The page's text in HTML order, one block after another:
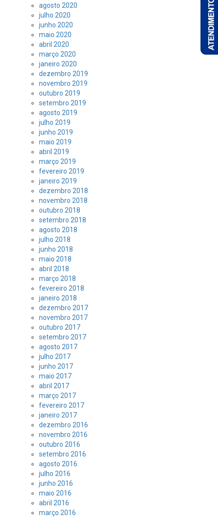
agosto 2020
julho 2020
junho 2020
maio 2020
abril 2020
março 2020
janeiro 2020
dezembro 2019
novembro 2019
outubro 2019
setembro 2019
agosto 2019
julho 2019
junho 2019
maio 2019
abril 2019
março 2019
fevereiro 2019
janeiro 2019
dezembro 2018
novembro 2018
outubro 2018
setembro 2018
agosto 2018
julho 2018
junho 2018
maio 2018
abril 2018
março 2018
fevereiro 2018
janeiro 2018
dezembro 2017
novembro 2017
outubro 2017
setembro 2017
agosto 2017
julho 2017
junho 2017
maio 2017
abril 2017
março 2017
fevereiro 2017
janeiro 2017
dezembro 2016
novembro 2016
outubro 2016
setembro 2016
agosto 2016
julho 2016
junho 2016
maio 2016
abril 2016
março 2016